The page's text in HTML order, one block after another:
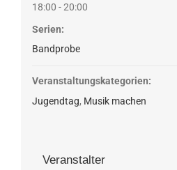
18:00 - 20:00
Serien:
Bandprobe
Veranstaltungskategorien:
Jugendtag, Musik machen
Veranstalter